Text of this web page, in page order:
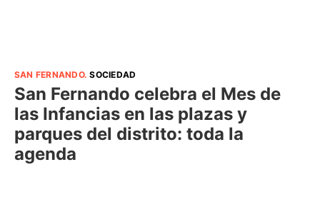
SAN FERNANDO.SOCIEDAD
San Fernando celebra el Mes de
las Infancias en las plazas y
parques del distrito: toda la
agenda